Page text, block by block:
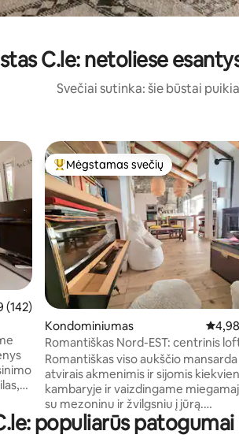
C.le: netoliese
Svečiai sutinka: šie būstai
įvertinimas: 4,99 iš 5, atsiliepimų: 142
(142)
Svečių mėgstamiausias
Mėgstamas svečių
Kondominiumas
Romantiškas Nord-EST: centrinis
jūros žvilgsnis
Romantiškas viso aukščio mansarda
atvirais akmenimis ir sijomis
kambaryje ir vaizdingame
su mezoninu ir žvilgsniu į jūrą.
Gyvenamajame rajone, su žaliu
Art Nouveau pastatais, kuriuose Nr.
populiarūs